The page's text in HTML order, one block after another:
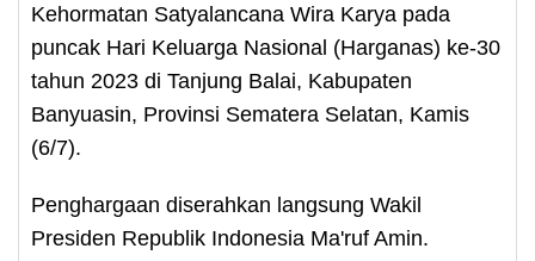
Kehormatan Satyalancana Wira Karya pada
puncak Hari Keluarga Nasional (Harganas) ke-30
tahun 2023 di Tanjung Balai, Kabupaten
Banyuasin, Provinsi Sematera Selatan, Kamis
(6/7).
Penghargaan diserahkan langsung Wakil
Presiden Republik Indonesia Ma'ruf Amin.